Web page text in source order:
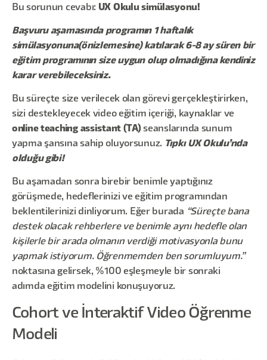
Bu sorunun cevabı: UX Okulu simülasyonu!
Başvuru aşamasında programın 1 haftalık
simülasyonuna(önizlemesine) katılarak 6-8 ay süren bir
eğitim programının size uygun olup olmadığına kendiniz
karar verebileceksiniz.
Bu süreçte size verilecek olan görevi gerçekleştirirken,
sizi destekleyecek video eğitim içeriği, kaynaklar ve
online teaching assistant (TA) seanslarında sunum
yapma şansına sahip oluyorsunuz. Tıpkı UX Okulu’nda
olduğu gibi!
Bu aşamadan sonra birebir benimle yaptığınız
görüşmede, hedeflerinizi ve eğitim programından
beklentilerinizi dinliyorum. Eğer burada “Süreçte bana
destek olacak rehberlere ve benimle aynı hedefle olan
kişilerle bir arada olmanın verdiği motivasyonla bunu
yapmak istiyorum. Öğrenmemden ben sorumluyum.”
noktasına gelirsek, %100 eşleşmeyle bir sonraki
adımda eğitim modelini konuşuyoruz.
Cohort ve İnteraktif Video Öğrenme
Modeli